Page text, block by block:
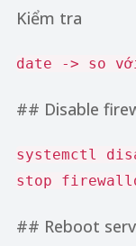
Kiểm tra
date -> so
## Disable
systemctl
stop
## Reboot